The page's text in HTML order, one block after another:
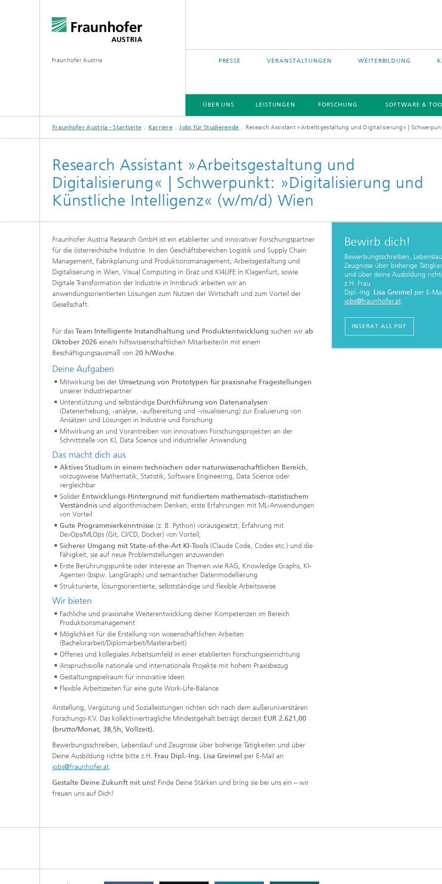
Fraunhofer Austria PRESSE VERANSTALTUNGEN WEITERBILDUNG
ÜBER UNS LEISTUNGEN FORSCHUNG SOFTWARE &
Fraunhofer Austria - Startseite Karriere Jobs für Studierende Research Assistant »Arbeitsgestaltung und Digitalisierung« |
Research Assistant »Arbeitsgestaltung und
Digitalisierung« | Schwerpunkt: »Digitalisierung und
Künstliche Intelligenz« (w/m/d) Wien
Fraunhofer Austria Research GmbH ist ein etablierter und innovativer Forschungspartner
für die österreichische Industrie. In den Geschäftsbereichen Logistik und Supply Chain
Management, Fabrikplanung und Produktionsmanagement, Arbeitsgestaltung und
Digitalisierung in Wien, Visual Computing in Graz und KI4LIFE in Klagenfurt, sowie
Digitale Transformation der Industrie in Innsbruck arbeiten wir an
anwendungsorientierten Lösungen zum Nutzen der Wirtschaft und zum Vorteil der
Gesellschaft.
Für das Team Intelligente Instandhaltung und Produktentwicklung suchen wir ab
Oktober 2026 eine/n hilfswissenschaftliche/r Mitarbeiter/in mit einem
Beschäftigungsausmaß von 20 h/Woche.
Deine Aufgaben
Mitwirkung bei der Umsetzung von Prototypen für praxisnahe Fragestellungen
unserer Industriepartner
Unterstützung und selbständige Durchführung von Datenanalysen
(Datenerhebung, -analyse, -aufbereitung und -visualisierung) zur Evaluierung von
Ansätzen und Lösungen in Industrie und Forschung
Mitwirkung an und Vorantreiben von innovativen Forschungsprojekten an der
Schnittstelle von KI, Data Science und industrieller Anwendung
Das macht dich aus
Aktives Studium in einem technischen oder naturwissenschaftlichen Bereich,
vorzugsweise Mathematik, Statistik, Software Engineering, Data Science oder
vergleichbar
Solider Entwicklungs-Hintergrund mit fundiertem mathematisch-statistischem
Verständnis und algorithmischem Denken; erste Erfahrungen mit ML-Anwendungen
von Vorteil
Gute Programmierkenntnisse (z. B. Python) vorausgesetzt; Erfahrung mit
DevOps/MLOps (Git, CI/CD, Docker) von Vorteil;
Sicherer Umgang mit State-of-the-Art KI-Tools (Claude Code, Codex etc.) und die
Fähigkeit, sie auf neue Problemstellungen anzuwenden
Erste Berührungspunkte oder Interesse an Themen wie RAG, Knowledge Graphs, KI-
Agenten (bspw. LangGraph) und semantischer Datenmodellierung
Strukturierte, lösungsorientierte, selbstständige und flexible Arbeitsweise
Wir bieten
Fachliche und praxisnahe Weiterentwicklung deiner Kompetenzen im Bereich
Produktionsmanagement
Möglichkeit für die Erstellung von wissenschaftlichen Arbeiten
(Bachelorarbeit/Diplomarbeit/Masterarbeit)
Offenes und kollegiales Arbeitsumfeld in einer etablierten Forschungseinrichtung
Anspruchsvolle nationale und internationale Projekte mit hohem Praxisbezug
Gestaltungsspielraum für innovative Ideen
Flexible Arbeitszeiten für eine gute Work-Life-Balance
Anstellung, Vergütung und Sozialleistungen richten sich nach dem außeruniversitären
Forschungs-KV. Das kollektivvertragliche Mindestgehalt beträgt derzeit EUR 2.621,00
(brutto/Monat, 38,5h, Vollzeit).
Bewerbungsschreiben, Lebenslauf und Zeugnisse über bisherige Tätigkeiten und über
Deine Ausbildung richte bitte z.H. Frau Dipl.-Ing. Lisa Greimel per E-Mail an
jobs@fraunhofer.at.
Gestalte Deine Zukunft mit uns! Finde Deine Stärken und bring sie bei uns ein – wir
freuen uns auf Dich!
Bewirb dich!
Bewerbungsschreiben,
Zeugnisse über bisherige
und über deine Ausbildung
z.H. Frau
Dipl.-Ing. Lisa Greimel per E-
jobs@fraunhofer.at.
INSERAT ALS PDF